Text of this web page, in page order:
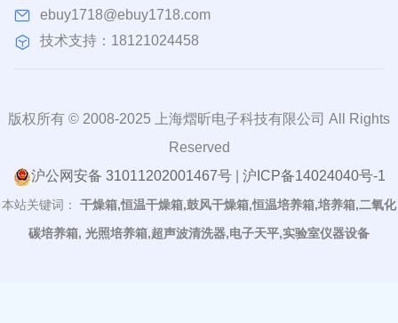
ebuy1718@ebuy1718.com
技术支持：18121024458
版权所有 © 2008-2025 上海熠昕电子科技有限公司 All Rights
Reserved
沪公网安备 31011202001467号| 沪ICP备14024040号-1
本站关键词：
干燥箱,恒温干燥箱,鼓风干燥箱,恒温培养箱,培养箱,二氧化
碳培养箱, 光照培养箱,超声波清洗器,电子天平,实验室仪器设备